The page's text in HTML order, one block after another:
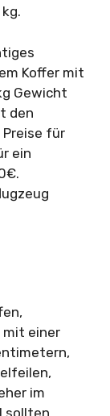
Koffer mit
Gewicht
den
Preise für
ein
mit einer
im
sollten